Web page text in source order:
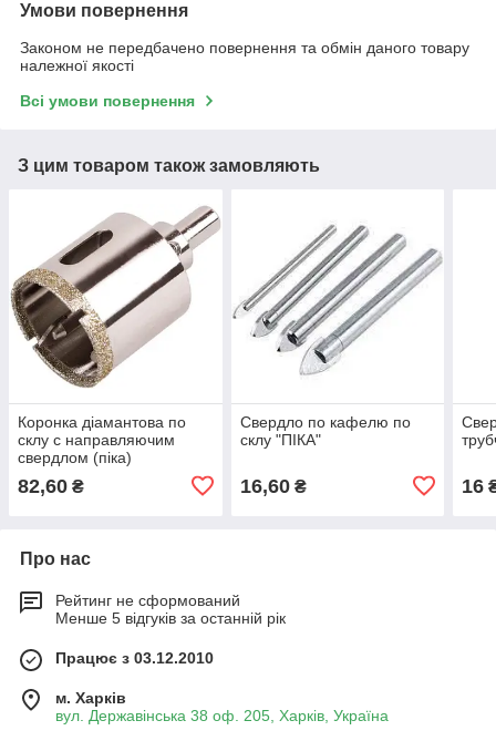
Умови повернення
Законом не передбачено повернення та обмін даного товару
належної якості
Всі умови повернення
З цим товаром також замовляють
Коронка діамантова по
склу с направляючим
свердлом (піка)
82,60 ₴
Свердло по кафелю по
склу "ПІКА"
16,60₴ 16
Про нас
Рейтинг не сформований
Менше 5 відгуків за останній рік
Працює з 03.12.2010
м. Харків
вул. Державінська 38 оф. 205, Харків, Україна